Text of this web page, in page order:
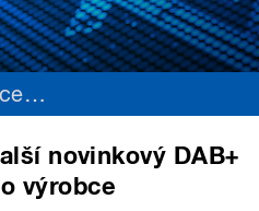
…
novinkový DAB+
výrobce